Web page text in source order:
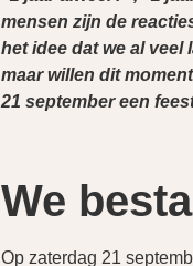
mensen zijn de
het idee dat we al
maar willen dit
21 september een
We
Op zaterdag 21